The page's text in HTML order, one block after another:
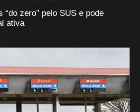
zero” pelo SUS e pode
ativa